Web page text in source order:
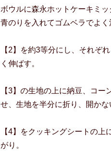
ボウルに森永ホットケーキミ
青のりを入れてゴムベラでよく
【2】を約3等分にし、それぞ
く伸ばす。
【3】の生地の上に納豆、コ
せ、生地を半分に折り、開か
【4】をクッキングシートの
がり。